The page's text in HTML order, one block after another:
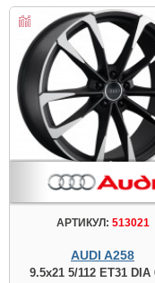
АРТИКУЛ: 513021
AUDI A258
9.5x21 5/112 ET31 DIA